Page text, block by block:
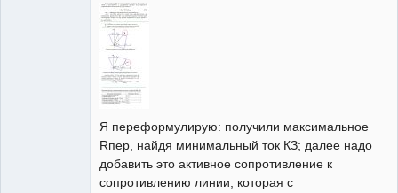
Я переформулирую: получили максимальное
Rпер, найдя минимальный ток КЗ; далее надо
добавить это активное сопротивление к
сопротивлению линии, которая с